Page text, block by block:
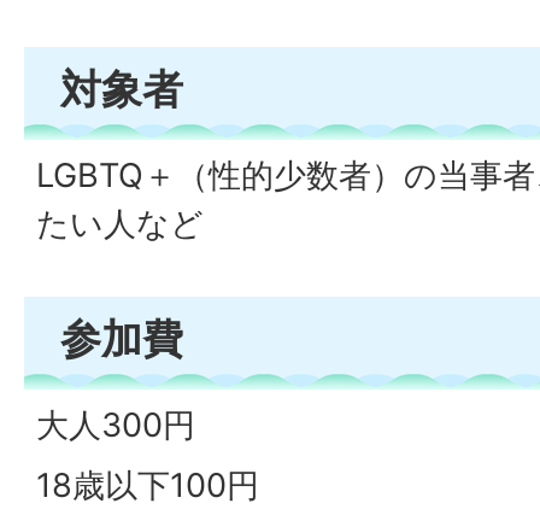
対象者
LGBTQ＋（性的少数者）の当事
たい人など
参加費
大人300円
18歳以下100円